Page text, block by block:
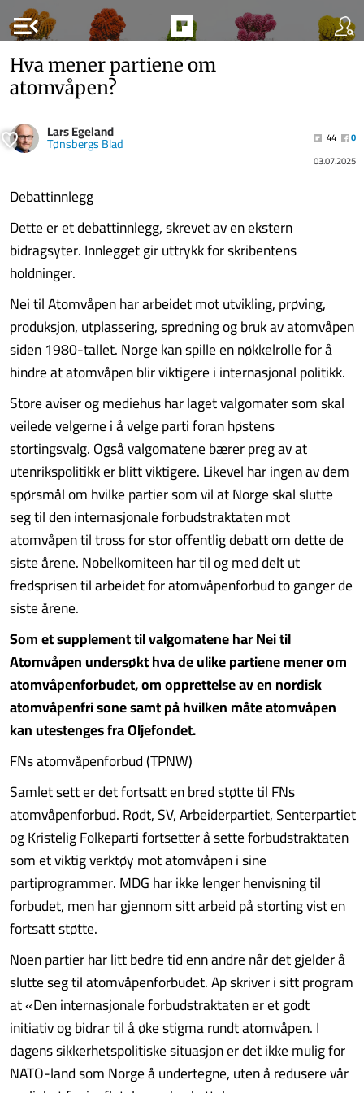
menu_open
Hva mener partiene om
atomvåpen?
Lars Egeland
Tønsbergs Blad 44
0
03.07.2025
Debattinnlegg
Dette er et debattinnlegg, skrevet av en ekstern
bidragsyter. Innlegget gir uttrykk for skribentens
holdninger.
Nei til Atomvåpen har arbeidet mot utvikling, prøving,
produksjon, utplassering, spredning og bruk av atomvåpen
siden 1980-tallet. Norge kan spille en nøkkelrolle for å
hindre at atomvåpen blir viktigere i internasjonal politikk.
Store aviser og mediehus har laget valgomater som skal
veilede velgerne i å velge parti foran høstens
stortingsvalg. Også valgomatene bærer preg av at
utenrikspolitikk er blitt viktigere. Likevel har ingen av dem
spørsmål om hvilke partier som vil at Norge skal slutte
seg til den internasjonale forbudstraktaten mot
atomvåpen til tross for stor offentlig debatt om dette de
siste årene. Nobelkomiteen har til og med delt ut
fredsprisen til arbeidet for atomvåpenforbud to ganger de
siste årene.
Som et supplement til valgomatene har Nei til
Atomvåpen undersøkt hva de ulike partiene mener om
atomvåpenforbudet, om opprettelse av en nordisk
atomvåpenfri sone samt på hvilken måte atomvåpen
kan utestenges fra Oljefondet.
FNs atomvåpenforbud (TPNW)
Samlet sett er det fortsatt en bred støtte til FNs
atomvåpenforbud. Rødt, SV, Arbeiderpartiet, Senterpartiet
og Kristelig Folkeparti fortsetter å sette forbudstraktaten
som et viktig verktøy mot atomvåpen i sine
partiprogrammer. MDG har ikke lenger henvisning til
forbudet, men har gjennom sitt arbeid på storting vist en
fortsatt støtte.
Noen partier har litt bedre tid enn andre når det gjelder å
slutte seg til atomvåpenforbudet. Ap skriver i sitt program
at «Den internasjonale forbudstraktaten er et godt
initiativ og bidrar til å øke stigma rundt atomvåpen. I
dagens sikkerhetspolitiske situasjon er det ikke mulig for
NATO-land som Norge å undertegne, uten å redusere vår